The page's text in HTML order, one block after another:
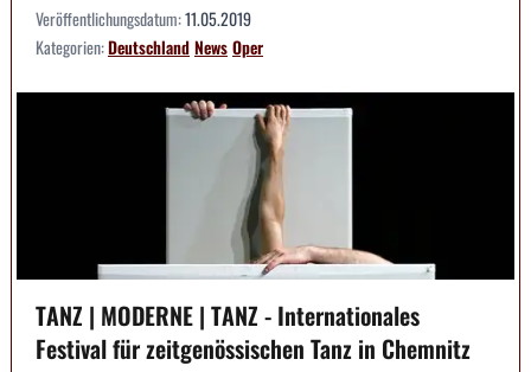
Veröffentlichungsdatum:11.05.2019
Kategorien:DeutschlandNewsOper
TANZ | MODERNE | TANZ - Internationales
Festival für zeitgenössischen Tanz in Chemnitz